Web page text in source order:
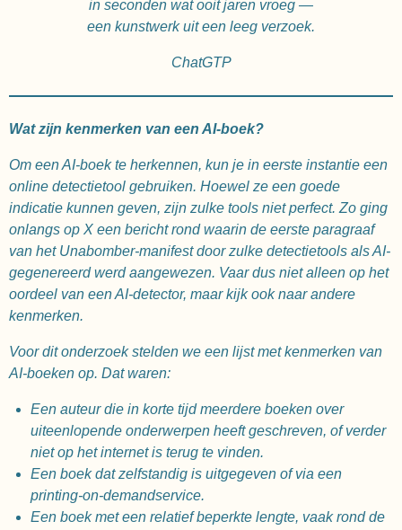
in seconden wat ooit jaren vroeg —
een kunstwerk uit een leeg verzoek.
ChatGTP
Wat zijn kenmerken van een AI-boek?
Om een AI-boek te herkennen, kun je in eerste instantie een
online detectietool gebruiken. Hoewel ze een goede
indicatie kunnen geven, zijn zulke tools niet perfect. Zo ging
onlangs op X een bericht rond waarin de eerste paragraaf
van het Unabomber-manifest door zulke detectietools als AI-
gegenereerd werd aangewezen. Vaar dus niet alleen op het
oordeel van een AI-detector, maar kijk ook naar andere
kenmerken.
Voor dit onderzoek stelden we een lijst met kenmerken van
AI-boeken op. Dat waren:
Een auteur die in korte tijd meerdere boeken over
uiteenlopende onderwerpen heeft geschreven, of verder
niet op het internet is terug te vinden.
Een boek dat zelfstandig is uitgegeven of via een
printing-on-demandservice.
Een boek met een relatief beperkte lengte, vaak rond de